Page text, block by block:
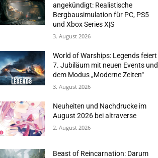
angekündigt: Realistische
Bergbausimulation für PC, PS5
und Xbox Series X|S
3. August 2026
World of Warships: Legends feiert
7. Jubiläum mit neuen Events und
dem Modus „Moderne Zeiten“
3. August 2026
Neuheiten und Nachdrucke im
August 2026 bei altraverse
2. August 2026
Beast of Reincarnation: Darum